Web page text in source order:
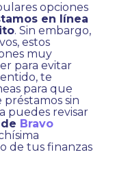
opciones
en línea
. Sin embargo,
estos
muy
para evitar
te
para que
préstamos sin
puedes revisar
Bravo
de tus finanzas